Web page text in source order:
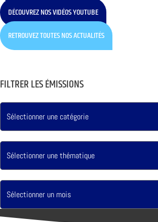
DÉCOUVREZ NOS VIDÉOS YOUTUBE
RETROUVEZ TOUTES NOS ACTUALITÉS
FILTRER LES ÉMISSIONS